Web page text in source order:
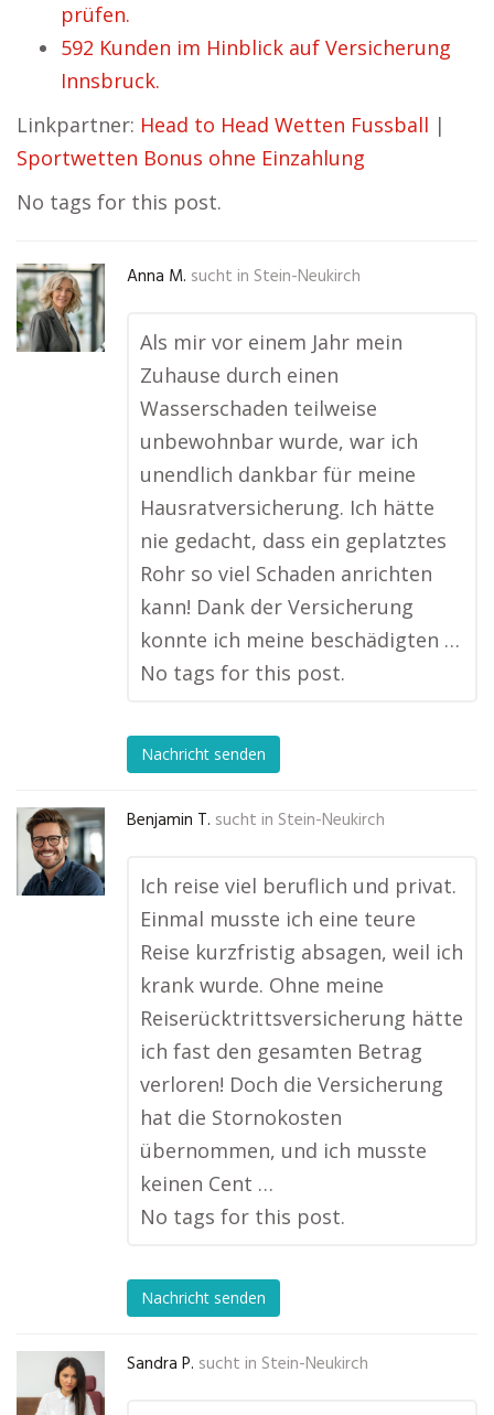
prüfen.
592 Kunden im Hinblick auf Versicherung
Innsbruck.
Linkpartner: Head to Head Wetten Fussball |
Sportwetten Bonus ohne Einzahlung
No tags for this post.
Anna M. sucht in Stein-Neukirch
Als mir vor einem Jahr mein
Zuhause durch einen
Wasserschaden teilweise
unbewohnbar wurde, war ich
unendlich dankbar für meine
Hausratversicherung. Ich hätte
nie gedacht, dass ein geplatztes
Rohr so viel Schaden anrichten
kann! Dank der Versicherung
konnte ich meine beschädigten …
No tags for this post.
Nachricht senden
Benjamin T. sucht in Stein-Neukirch
Ich reise viel beruflich und privat.
Einmal musste ich eine teure
Reise kurzfristig absagen, weil ich
krank wurde. Ohne meine
Reiserücktrittsversicherung hätte
ich fast den gesamten Betrag
verloren! Doch die Versicherung
hat die Stornokosten
übernommen, und ich musste
keinen Cent …
No tags for this post.
Nachricht senden
Sandra P. sucht in Stein-Neukirch